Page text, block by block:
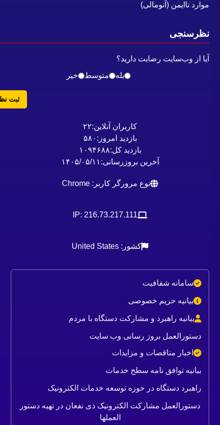
ناایمن (آنومالی)
از وب‌سایت رضایت دارید؟
بله
متوسط خیر
ثبت نظر
کاربران آنلاین:۲۲
بازدید امروز: ۵۸۰
بازدید کل:۱۰۹۴۶۸۸
آخرین بروزرسانی:۱۴۰۵/۰۵/۱۱
نوع مرورگر کاربر: Chrome
IP: 216.73.217.111
کشور: United States
سامانه شفافیت
بیانیه حریم خصوصی
بیانیه راهبرد و مشارکت دستگاه با مردم
دستورالعمل بروز رسانی وب سایت
اخبار مناقصات و مزایدات
بیانیه توافق نامه سطح خدمات
راهبرد دستگاه در حوزه توسعه خدمات الکترونیک
دستورالعمل مشارکت الکترونیک ذی نفعان در تهیه دستور
العملها